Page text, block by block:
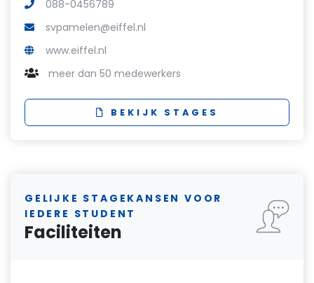
088-0456789
svpamelen@eiffel.nl
www.eiffel.nl
meer dan 50 medewerkers
BEKIJK STAGES
GELIJKE STAGEKANSEN VOOR
IEDERE STUDENT
Faciliteiten